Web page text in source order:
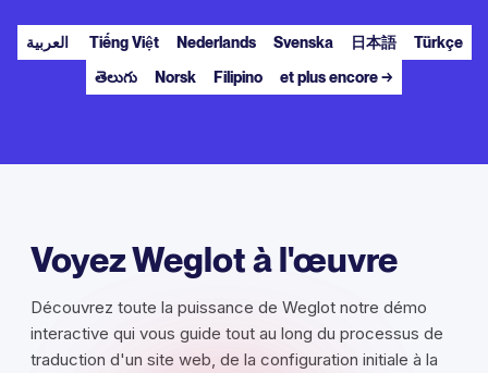
Tiếng Việt Nederlands Svenska 日本語
Türkçe
తెలుగు
Norsk Filipino et plus encore →
Voyez Weglot à l'œuvre
Découvrez toute la puissance de Weglot notre démo
interactive qui vous guide tout au long du processus de
traduction d'un site web, de la configuration initiale à la